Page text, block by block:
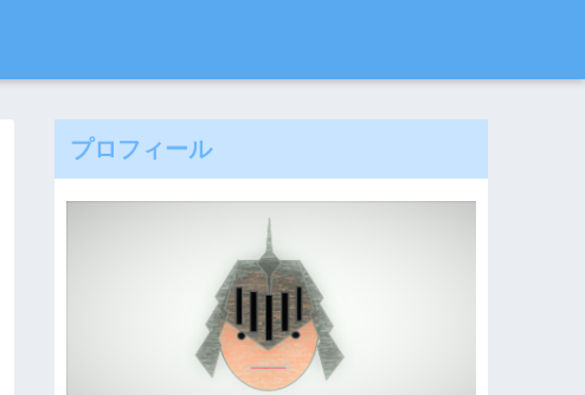
プロフィール